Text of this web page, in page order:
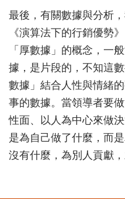
最後，有關數據與分析
《演算法下的行銷優勢
「厚數據」的概念，一
據，是片段的，不知這
數據」結合人性與情緒
事的數據。當領導者要
性面、以人為中心來做
是為自己做了什麼，而
沒有什麼，為別人貢獻，